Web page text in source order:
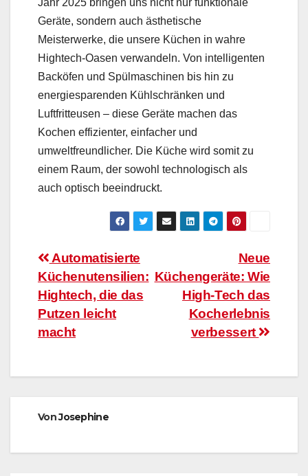
Jahr 2025 bringen uns nicht nur funktionale
Geräte, sondern auch ästhetische
Meisterwerke, die unsere Küchen in wahre
Hightech-Oasen verwandeln. Von intelligenten
Backöfen und Spülmaschinen bis hin zu
energiesparenden Kühlschränken und
Luftfritteusen – diese Geräte machen das
Kochen effizienter, einfacher und
umweltfreundlicher. Die Küche wird somit zu
einem Raum, der sowohl technologisch als
auch optisch beeindruckt.
Beitragsnavigation
Neue
Küchengeräte: Wie
High-Tech das
Kocherlebnis
verbessert
Automatisierte
Küchenutensilien:
Hightech, die das
Putzen leicht
macht
VonJosephine